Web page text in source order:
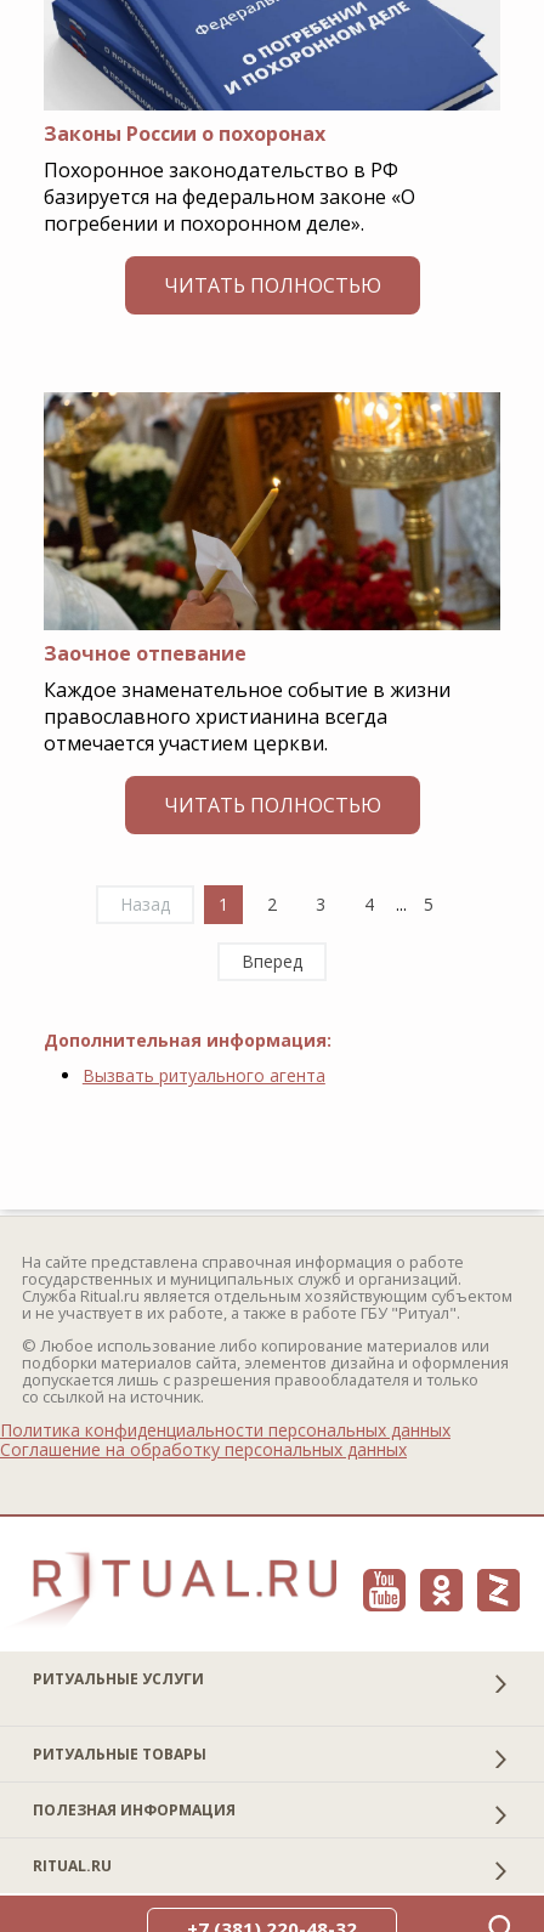
Законы России о похоронах
Похоронное законодательство в РФ
базируется на федеральном законе «О
погребении и похоронном деле».
ЧИТАТЬ ПОЛНОСТЬЮ
Заочное отпевание
Каждое знаменательное событие в жизни
православного христианина всегда
отмечается участием церкви.
ЧИТАТЬ ПОЛНОСТЬЮ
Назад 1 2 3 4 ... 5
Вперед
Дополнительная информация:
Вызвать ритуального агента
РИТУАЛЬНЫЕ УСЛУГИ
РИТУАЛЬНЫЕ ТОВАРЫ
ПОЛЕЗНАЯ ИНФОРМАЦИЯ
RITUAL.RU
На сайте представлена справочная информация о работе
государственных и муниципальных служб и организаций.
Служба Ritual.ru является отдельным хозяйствующим субъектом
и не участвует в их работе, а также в работе ГБУ "Ритуал".
© Любое использование либо копирование материалов или
подборки материалов сайта, элементов дизайна и оформления
допускается лишь с разрешения правообладателя и только
со ссылкой на источник.
Политика конфиденциальности персональных данных
Соглашение на обработку персональных данных